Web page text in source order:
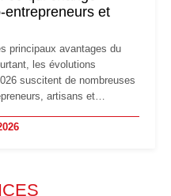
entrepreneurs et
principaux avantages du
les évolutions
suscitent de nombreuses
artisans et
la TVA : les règles